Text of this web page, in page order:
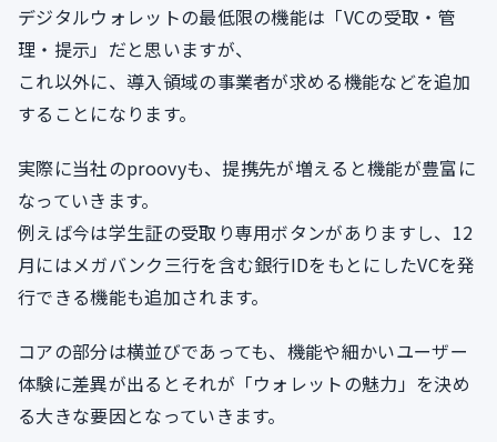
デジタルウォレットの最低限の機能は「VCの受取・管
理・提示」だと思いますが、
これ以外に、導入領域の事業者が求める機能などを追加
することになります。
実際に当社のproovyも、提携先が増えると機能が豊富に
なっていきます。
例えば今は学生証の受取り専用ボタンがありますし、12
月にはメガバンク三行を含む銀行IDをもとにしたVCを発
行できる機能も追加されます。
コアの部分は横並びであっても、機能や細かいユーザー
体験に差異が出るとそれが「ウォレットの魅力」を決め
る大きな要因となっていきます。